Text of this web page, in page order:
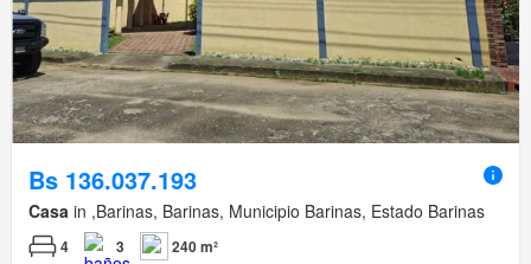
Bs 136.037.193
Casa in ,Barinas, Barinas, Municipio Barinas, Estado Barinas
4 3 240 m²